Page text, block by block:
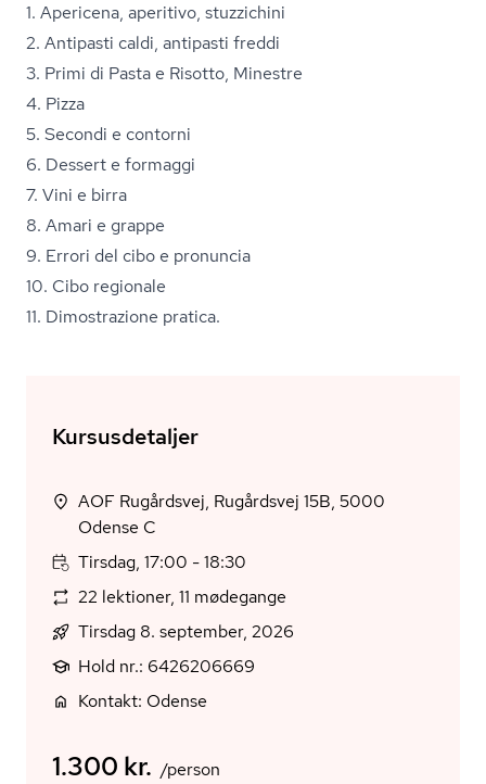
1. Apericena, aperitivo, stuzzichini
2. Antipasti caldi, antipasti freddi
3. Primi di Pasta e Risotto, Minestre
4. Pizza
5. Secondi e contorni
6. Dessert e formaggi
7. Vini e birra
8. Amari e grappe
9. Errori del cibo e pronuncia
10. Cibo regionale
11. Dimostrazione pratica.
Kursusdetaljer
AOF Rugårdsvej, Rugårdsvej 15B, 5000
Odense C
Tirsdag, 17:00 - 18:30
22 lektioner, 11 mødegange
Tirsdag 8. september, 2026
Hold nr.: 6426206669
Kontakt: Odense
1.300 kr. /person